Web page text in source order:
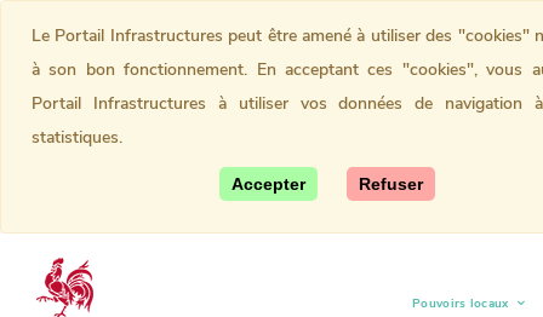
Pouvoirs locaux
(current)
Le Portail Infrastructures peut être amené à utiliser des "cookies"
à son bon fonctionnement. En acceptant ces "cookies", vous
Portail Infrastructures à utiliser vos données de navigation
statistiques.
Accepter Refuser